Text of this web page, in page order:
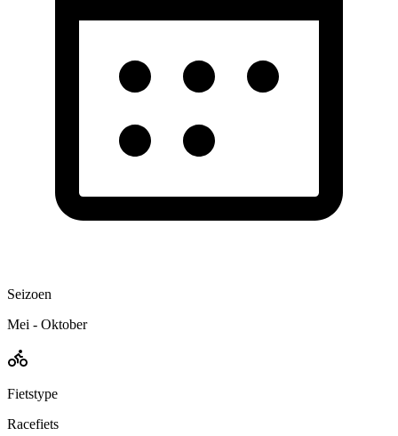
Seizoen
Mei - Oktober
Fietstype
Racefiets